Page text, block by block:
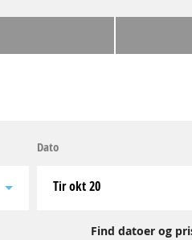
Dato
tir okt 20
Find datoer og